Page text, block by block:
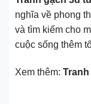
nghĩa về phong
và tìm kiếm cho
cuộc sống thêm
Xem thêm: